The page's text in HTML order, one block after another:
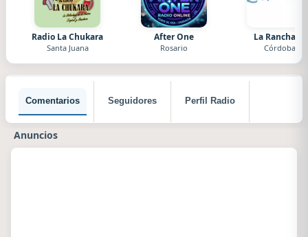
Radio La Chukara
Santa Juana
After One
Rosario
La Ranchada
Córdoba
Comentarios Seguidores Perfil Radio
Anuncios